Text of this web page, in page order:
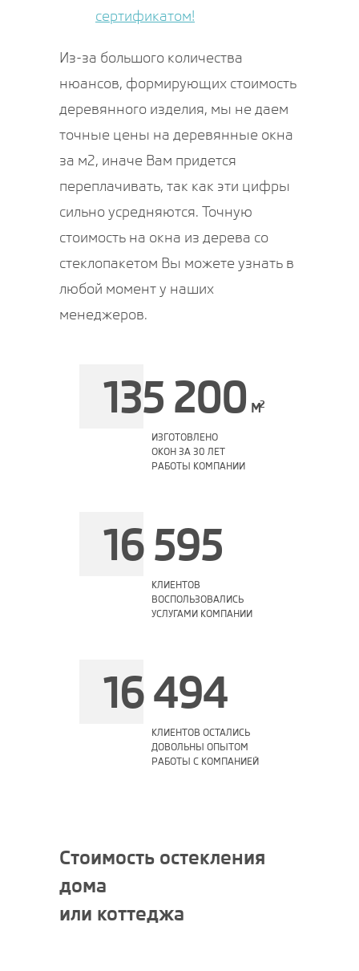
сертификатом!
Из-за большого количества
нюансов, формирующих стоимость
деревянного изделия, мы не даем
точные цены на деревянные окна
за м2, иначе Вам придется
переплачивать, так как эти цифры
сильно усредняются. Точную
стоимость на окна из дерева со
стеклопакетом Вы можете узнать в
любой момент у наших
менеджеров.
135 200 M2
ИЗГОТОВЛЕНО
ОКОН ЗА 30 ЛЕТ
РАБОТЫ КОМПАНИИ
16 595
КЛИЕНТОВ
ВОСПОЛЬЗОВАЛИСЬ
УСЛУГАМИ КОМПАНИИ
16 494
КЛИЕНТОВ ОСТАЛИСЬ
ДОВОЛЬНЫ ОПЫТОМ
РАБОТЫ С КОМПАНИЕЙ
Стоимость остекления
дома
или коттеджа